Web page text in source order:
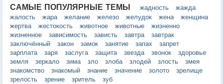
САМЫЕ ПОПУЛЯРНЫЕ ТЕМЫ жадность
жажда
жалость
жара желание железо желудок жена
женщина
жертва
жестокость животное животные
жизненно
жизненное
зависимость зависть завтра
завтрак
заключённый
закон замок занятие запах
запрет
зарплата
заря заслуга защита звезда звонок
здоровье
земля
зеркало зима зло злоба злодей злость
змея
знакомство
знакомый знание значение золото
зрелище
зрелость
зрение зритель зуб